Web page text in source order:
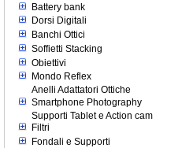
Battery bank
Dorsi Digitali
Banchi Ottici
Soffietti Stacking
Obiettivi
Mondo Reflex
Anelli Adattatori Ottiche
Smartphone Photography
Supporti Tablet e Action cam
Filtri
Fondali e Supporti